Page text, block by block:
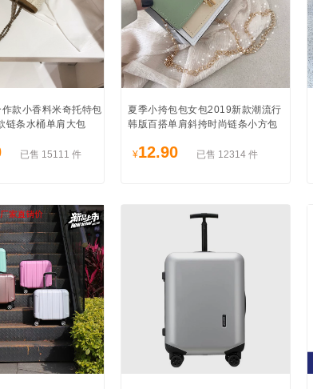
款小香料米奇托特包
链条水桶单肩大包
已售 15111 件
夏季小挎包包女包2019新款潮流行
韩版百搭单肩斜挎时尚链条小方包
¥12.90 已售 12314 件